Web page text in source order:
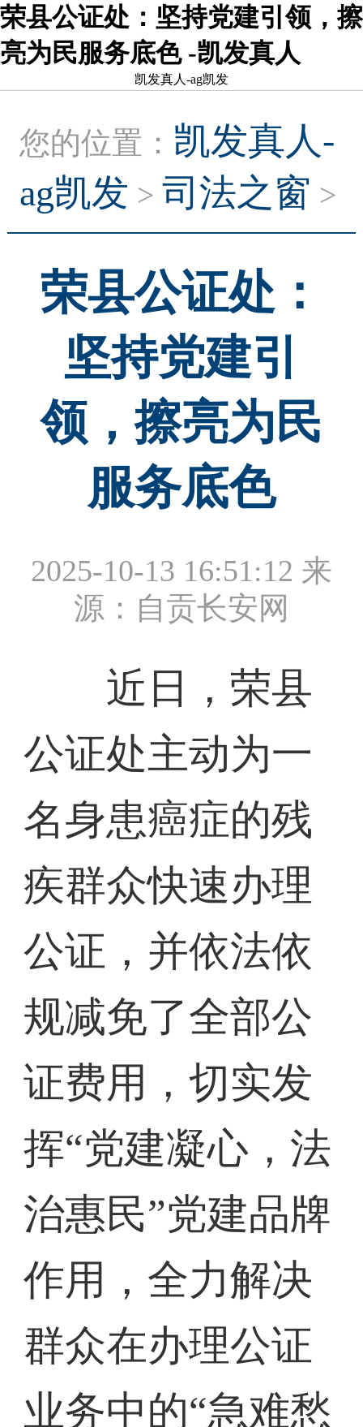
荣县公证处：坚持党建引领，擦
亮为民服务底色 -凯发真人
凯发真人-ag凯发
您的位置： 凯发真人-
ag凯发 >司法之窗 >
荣县公证处：
坚持党建引
领，擦亮为民
服务底色
2025-10-13 16:51:12 来
源：自贡长安网
近日，荣县
公证处主动为一
名身患癌症的残
疾群众快速办理
公证，并依法依
规减免了全部公
证费用，切实发
挥“党建凝心，法
治惠民”党建品牌
作用，全力解决
群众在办理公证
业务中的“急难愁